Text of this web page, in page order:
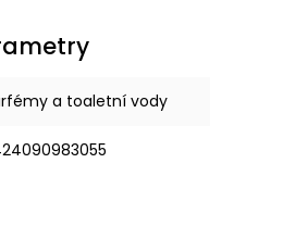
a toaletní vody